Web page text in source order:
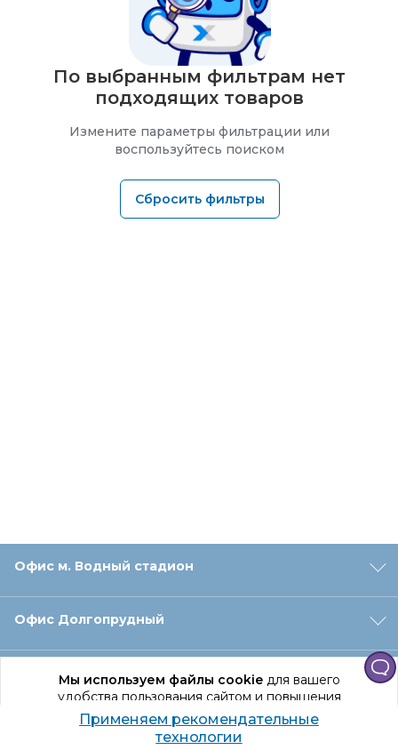
Мы используем файлы cookieдля вашего
удобства пользования сайтом и повышения
качества рекомендаций.
Продолжая использование сайта, вы даете
По выбранным фильтрам нет
подходящих товаров
Измените параметры фильтрации или
воспользуйтесь поиском
Сбросить фильтры
Офис м. Водный стадион
Офис Долгопрудный
Офис Санкт‑Петербург
Оформление заказа
Применяем рекомендательные
технологии